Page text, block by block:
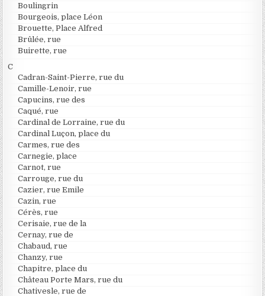
Boulingrin
Bourgeois, place Léon
Brouette, Place Alfred
Brûlée, rue
Buirette, rue
C
Cadran-Saint-Pierre, rue du
Camille-Lenoir, rue
Capucins, rue des
Caqué, rue
Cardinal de Lorraine, rue du
Cardinal Luçon, place du
Carmes, rue des
Carnegie, place
Carnot, rue
Carrouge, rue du
Cazier, rue Emile
Cazin, rue
Cérès, rue
Cerisaie, rue de la
Cernay, rue de
Chabaud, rue
Chanzy, rue
Chapitre, place du
Château Porte Mars, rue du
Chativesle, rue de